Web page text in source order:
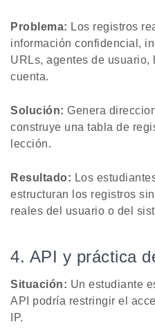
Problema: Los registros
información confidencial,
URLs, agentes de usuario,
cuenta.
Solución: Genera
construye una tabla de
lección.
Resultado: Los
estructuran los registros
reales del usuario o del
4. API y práctica
Situación: Un estudiante
API podría restringir el
IP.